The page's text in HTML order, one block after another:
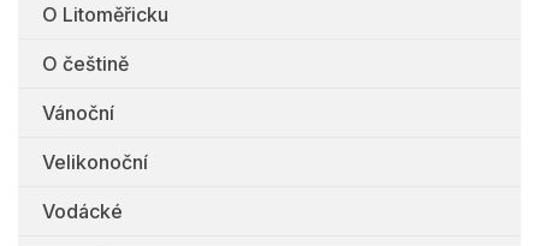
O Litoměřicku
O češtině
Vánoční
Velikonoční
Vodácké